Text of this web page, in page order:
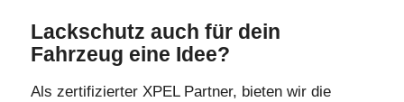
Lackschutz auch für dein
Fahrzeug eine Idee?
Als zertifizierter XPEL Partner, bieten wir die